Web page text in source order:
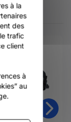
à la
des
trafic
client
à
au